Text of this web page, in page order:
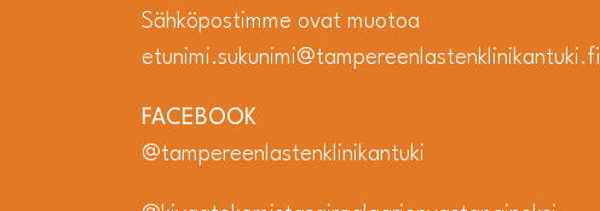
Sähköpostimme ovat muotoa
etunimi.sukunimi@tampereenlastenklinikantuki.fi
FACEBOOK
@tampereenlastenklinikantuki